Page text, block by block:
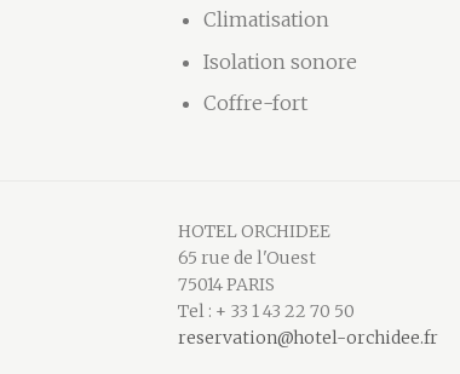
Climatisation
Isolation sonore
Coffre-fort
HOTEL ORCHIDEE
65 rue de l'Ouest
75014 PARIS
Tel : + 33 1 43 22 70 50
reservation@hotel-orchidee.fr